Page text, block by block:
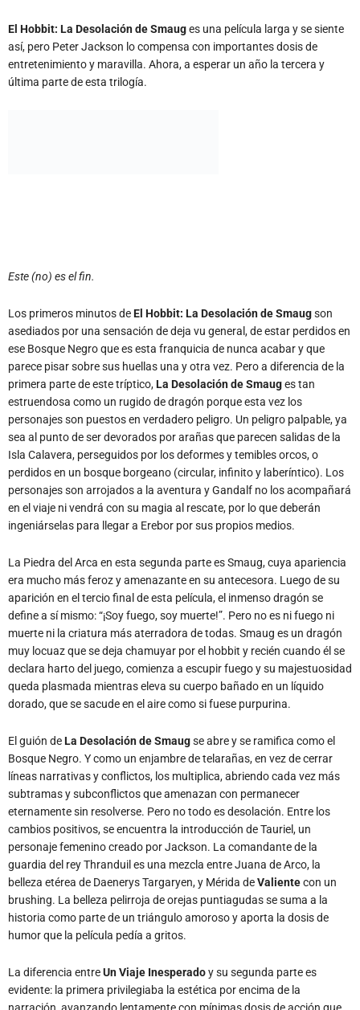
El Hobbit: La Desolación de Smauges una película larga y se siente
así, pero Peter Jackson lo compensa con importantes dosis de
entretenimiento y maravilla. Ahora, a esperar un año la tercera y
última parte de esta trilogía.
asediados por una sensación de deja vu general, de estar perdidos en
parece pisar sobre sus huellas una y otra vez. Pero a diferencia de la
primera parte de este tríptico, La Desolación de Smauges tan
estruendosa como un rugido de dragón porque esta vez los
personajes son puestos en verdadero peligro. Un peligro palpable, ya
sea al punto de ser devorados por arañas que parecen salidas de la
Isla Calavera, perseguidos por los deformes y temibles orcos, o
perdidos en un bosque borgeano (circular, infinito y laberíntico). Los
personajes son arrojados a la aventura y Gandalf no los acompañará
en el viaje ni vendrá con su magia al rescate, por lo que deberán
ingeniárselas para llegar a Erebor por sus propios medios.
La Piedra del Arca en esta segunda parte es Smaug, cuya apariencia
era mucho más feroz y amenazante en su antecesora. Luego de su
define a sí mismo: “¡Soy fuego, soy muerte!”. Pero no es ni fuego ni
muerte ni la criatura más aterradora de todas. Smaug es un dragón
muy locuaz que se deja chamuyar por el hobbit y recién cuando él se
declara harto del juego, comienza a escupir fuego y su majestuosidad
queda plasmada mientras eleva su cuerpo bañado en un líquido
dorado, que se sacude en el aire como si fuese purpurina.
El guión de
se abre y se ramifica como el
Bosque Negro. Y como un enjambre de telarañas, en vez de cerrar
subtramas y subconflictos que amenazan con permanecer
eternamente sin resolverse. Pero no todo es desolación. Entre los
cambios positivos, se encuentra la introducción de Tauriel, un
personaje femenino creado por Jackson. La comandante de la
guardia del rey Thranduil es una mezcla entre Juana de Arco, la
belleza etérea de Daenerys Targaryen, y Mérida deValientecon un
brushing. La belleza pelirroja de orejas puntiagudas se suma a la
historia como parte de un triángulo amoroso y aporta la dosis de
humor que la película pedía a gritos.
La diferencia entre Un Viaje Inesperado
y su segunda parte es
evidente: la primera privilegiaba la estética por encima de la
se perdían en escenas que se prolongaban innecesariamente,
debilitando el interés. Como si Jackson fuese una suerte de Nolan del